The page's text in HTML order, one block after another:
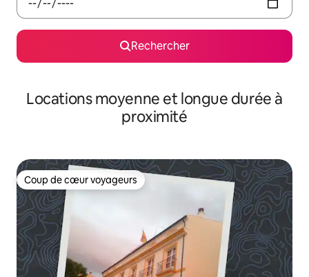
Rechercher
Locations moyenne et longue durée à
proximité
Coup de cœur voyageurs
Coup de cœur voyageurs